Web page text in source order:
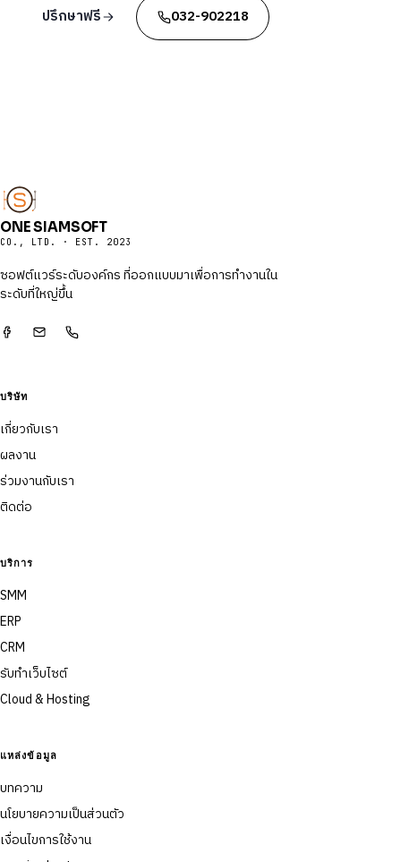
ปรึกษาฟรี 032-902218
ONE SIAMSOFT
CO., LTD. · EST. 2023
ซอฟต์แวร์ระดับองค์กร ที่ออกแบบมาเพื่อการทำงานใน
ระดับที่ใหญ่ขึ้น
บริษัท
เกี่ยวกับเรา
ผลงาน
ร่วมงานกับเรา
ติดต่อ
บริการ
SMM
ERP
CRM
รับทำเว็บไซต์
Cloud & Hosting
แหล่งข้อมูล
บทความ
นโยบายความเป็นส่วนตัว
เงื่อนไขการใช้งาน